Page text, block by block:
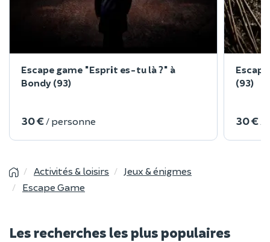
Escape game "Esprit es-tu là ?" à
Bondy (93)
30 € / personne
(93)
30 €
Activités & loisirs
Jeux & énigmes
Escape Game
Les recherches les plus populaires